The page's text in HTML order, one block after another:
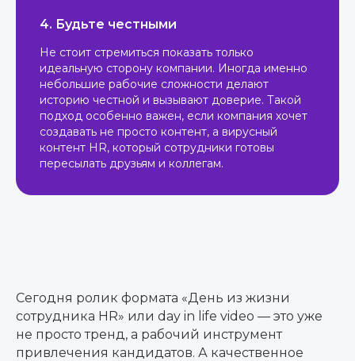
4. Будьте честными
Не стоит стремиться показать только
идеальную сторону компании. Иногда именно
небольшие рабочие сложности делают
историю честной и вызывают доверие. Такой
подход особенно важен, если компания хочет
создавать не просто контент, а вирусный
контент HR, который сотрудники готовы
пересылать друзьям и коллегам.
Сегодня ролик формата «День из жизни
сотрудника HR» или day in life video — это уже
не просто тренд, а рабочий инструмент
привлечения кандидатов. А качественное